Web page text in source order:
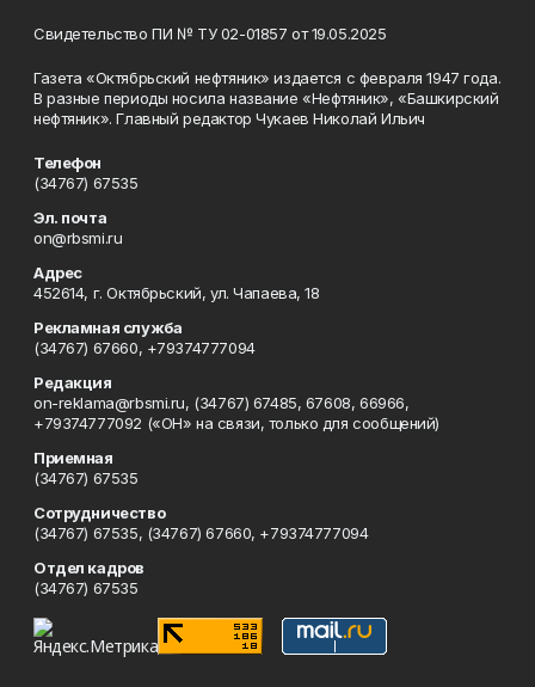
Свидетельство ПИ № ТУ 02-01857 от 19.05.2025
Газета «Октябрьский нефтяник» издается с февраля 1947 года.
В разные периоды носила название «Нефтяник», «Башкирский
нефтяник». Главный редактор Чукаев Николай Ильич
Телефон
(34767) 67535
Эл. почта
on@rbsmi.ru
Адрес
452614, г. Октябрьский, ул. Чапаева, 18
Рекламная служба
(34767) 67660, +79374777094
Редакция
on-reklama@rbsmi.ru, (34767) 67485, 67608, 66966,
+79374777092 («ОН» на связи, только для сообщений)
Приемная
(34767) 67535
Сотрудничество
(34767) 67535, (34767) 67660, +79374777094
Отдел кадров
(34767) 67535